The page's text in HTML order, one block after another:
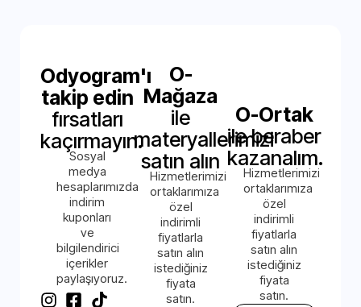
Odyogram'ı
takip edin
fırsatları
kaçırmayın.
Sosyal
medya
hesaplarımızda
indirim
kuponları
ve
bilgilendirici
içerikler
paylaşıyoruz.
O-
Mağaza
ile
materyallerimizi
satın alın
Hizmetlerimizi
ortaklarımıza
özel
indirimli
fiyatlarla
satın alın
istediğiniz
fiyata
satın.
O-Ortak
ile beraber
kazanalım.
Hizmetlerimizi
ortaklarımıza
özel
indirimli
fiyatlarla
satın alın
istediğiniz
fiyata
satın.